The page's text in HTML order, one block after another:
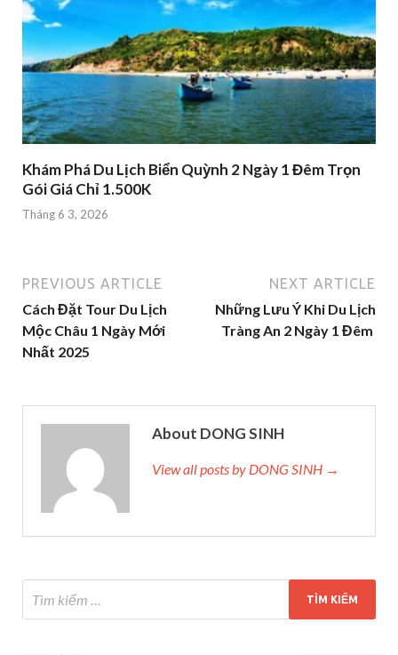
Khám Phá Du Lịch Biển Quỳnh 2 Ngày 1 Đêm Trọn
Gói Giá Chỉ 1.500K
Tháng 6 3, 2026
PREVIOUS ARTICLE
Cách Đặt Tour Du Lịch
Mộc Châu 1 Ngày Mới
Nhất 2025
NEXT ARTICLE
Những Lưu Ý Khi Du Lịch
Tràng An 2 Ngày 1 Đêm
About DONG SINH
View all posts by DONG SINH →